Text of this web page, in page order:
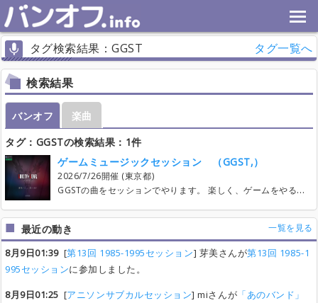
タグ検索結果：GGST タグ一覧へ
検索結果
バンオフ
楽曲
タグ：GGSTの検索結果：1件
ゲームミュージックセッション （GGST,）
2026/7/26開催 (東京都)
GGSTの曲をセッションでやります。 楽しく、ゲームをやる感覚でわいわいやるような雰囲気を目指します。 もし5月末の時点で1人もいないパートが一つあるもしくは参加人数が7人に達していなかった場合、中止とさせていただきます。ご了承ください。こちらでも宣伝はしますが、参加されるみなさんも宣伝等やっていただけると幸いです。 初めての主催で心元ないかもしれないですが、ご参加お待ちしております！
最近の動き 一覧を見る
8月9日01:39[第13回 1985-1995セッション] 芽美さんが第13回 1985-1
995セッションに参加しました。
8月9日01:25 [アニソンサブカルセッション] miさんが 「あのバンド」